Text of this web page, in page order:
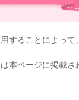
することによって、
本ページに掲載さ